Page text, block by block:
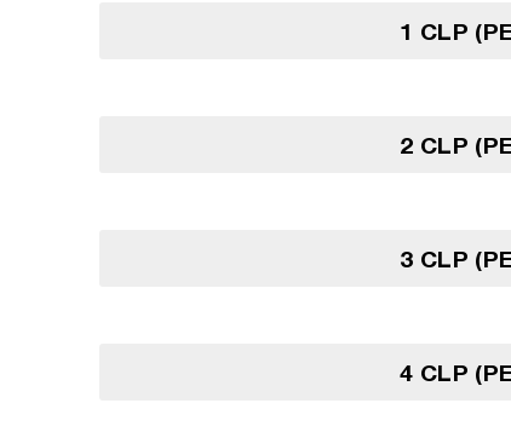
1 CLP
2 CLP
3 CLP
4 CLP